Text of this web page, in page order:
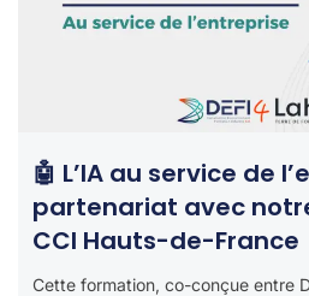
🤖 L’IA au service de
partenariat avec
CCI Hauts-de-France
Cette formation, co-conçue entre